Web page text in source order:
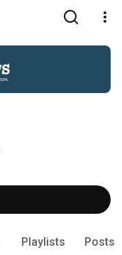
Playlists Posts